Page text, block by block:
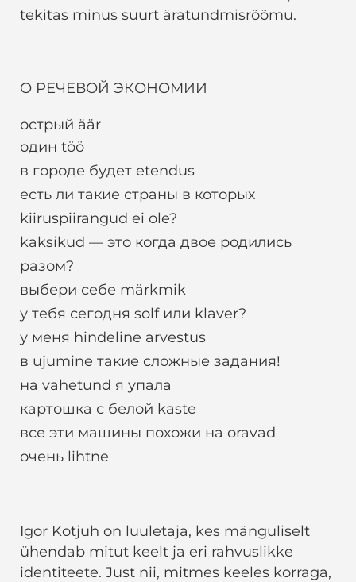
tekitas minus suurt äratundmisrõõmu.
О РЕЧЕВОЙ ЭКОНОМИИ
острый äär
один töö
в городе будет etendus
есть ли такие страны в которых
kiiruspiirangud ei ole?
kaksikud — это когда двое родились
разом?
выбери себе märkmik
у тебя сегодня solf или klaver?
у меня hindeline arvestus
в ujumine такие сложные задания!
на vahetund я упала
картошка с белой kaste
все эти машины похожи на oravad
очень lihtne
Igor Kotjuh on luuletaja, kes mänguliselt
ühendab mitut keelt ja eri rahvuslikke
identiteete. Just nii, mitmes keeles korraga,